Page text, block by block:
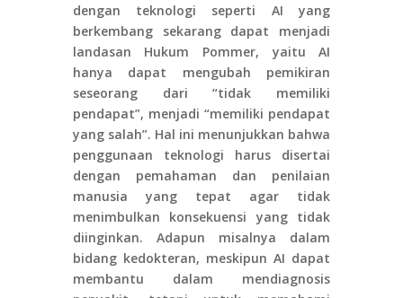
dengan teknologi seperti AI yang
berkembang sekarang dapat menjadi
landasan Hukum Pommer, yaitu AI
hanya dapat mengubah pemikiran
seseorang dari “tidak memiliki
pendapat”, menjadi “memiliki pendapat
yang salah”. Hal ini menunjukkan bahwa
penggunaan teknologi harus disertai
dengan pemahaman dan penilaian
manusia yang tepat agar tidak
menimbulkan konsekuensi yang tidak
diinginkan. Adapun misalnya dalam
bidang kedokteran, meskipun AI dapat
membantu dalam mendiagnosis